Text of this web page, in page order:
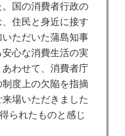
国の消費者行政の
住民と身近に接す
ただいた蒲島知事
心な消費生活の実
わせて、消費者庁
度上の欠陥を指摘
場いただきました
られたものと感じ